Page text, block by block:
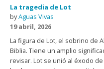
La tragedia de Lot
byAguas Vivas
19 abril, 2026
La figura de Lot, el sobrino de
Biblia. Tiene un amplio
revisar. Lot se unió al éxodo